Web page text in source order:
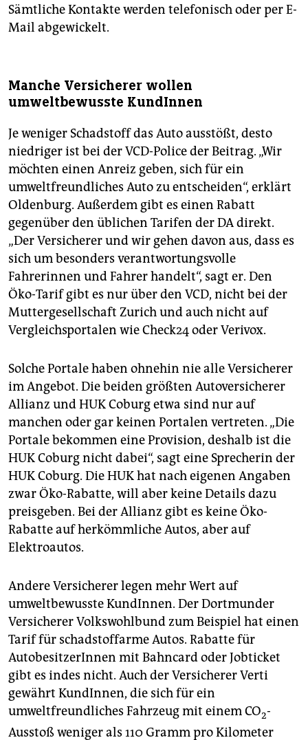
Sämtliche Kontakte werden telefonisch oder per E-
Mail abgewickelt.
Manche Versicherer wollen
umweltbewusste KundInnen
Je weniger Schadstoff das Auto ausstößt, desto
niedriger ist bei der VCD-Police der Beitrag. „Wir
möchten einen Anreiz geben, sich für ein
umweltfreundliches Auto zu entscheiden“, erklärt
Oldenburg. Außerdem gibt es einen Rabatt
gegenüber den üblichen Tarifen der DA direkt.
„Der Versicherer und wir gehen davon aus, dass es
sich um besonders verantwortungsvolle
Fahrerinnen und Fahrer handelt“, sagt er. Den
Öko-Tarif gibt es nur über den VCD, nicht bei der
Muttergesellschaft Zurich und auch nicht auf
Vergleichsportalen wie Check24 oder Verivox.
Solche Portale haben ohnehin nie alle Versicherer
im Angebot. Die beiden größten Autoversicherer
Allianz und HUK Coburg etwa sind nur auf
manchen oder gar keinen Portalen vertreten. „Die
Portale bekommen eine Provision, deshalb ist die
HUK Coburg nicht dabei“, sagt eine Sprecherin der
HUK Coburg. Die HUK hat nach eigenen Angaben
zwar Öko-Rabatte, will aber keine Details dazu
preisgeben. Bei der Allianz gibt es keine Öko-
Rabatte auf herkömmliche Autos, aber auf
Elektroautos.
Andere Versicherer legen mehr Wert auf
umweltbewusste KundInnen. Der Dortmunder
Versicherer Volkswohlbund zum Beispiel hat einen
Tarif für schadstoffarme Autos. Rabatte für
AutobesitzerInnen mit Bahncard oder Jobticket
gibt es indes nicht. Auch der Versicherer Verti
gewährt KundInnen, die sich für ein
umweltfreundliches Fahrzeug mit einem CO2-
Ausstoß weniger als 110 Gramm pro Kilometer